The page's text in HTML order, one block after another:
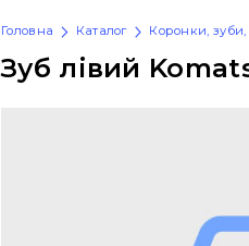
Головна Каталог Коронки, зуби,
Зуб лівий